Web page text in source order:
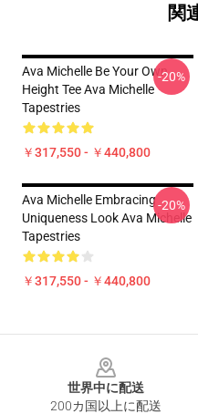
関
Ava Michelle Be Your Own
Height Tee Ava Michelle
Tapestries
￥317,550 - ￥440,800
-20%
Ava Michelle Embracing
Uniqueness Look Ava Michelle
Tapestries
￥317,550 - ￥440,800
-20%
世界中に配送
200カ国以上に配送